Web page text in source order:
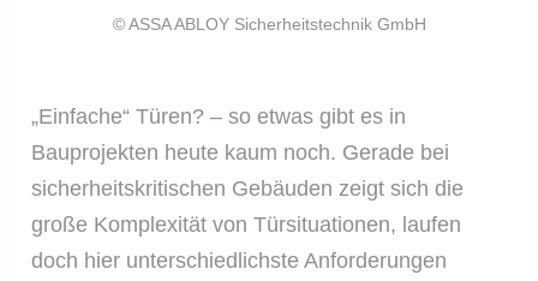
© ASSA ABLOY Sicherheitstechnik GmbH
„Einfache“ Türen? – so etwas gibt es in
Bauprojekten heute kaum noch. Gerade bei
sicherheitskritischen Gebäuden zeigt sich die
große Komplexität von Türsituationen, laufen
doch hier unterschiedlichste Anforderungen